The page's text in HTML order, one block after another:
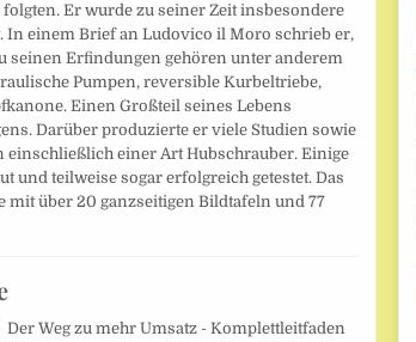
Er wurde zu seiner Zeit insbesondere
In einem Brief an Ludovico il Moro schrieb er,
seinen Erfindungen gehören unter anderem
Pumpen, reversible Kurbeltriebe,
Einen Großteil seines Lebens
Darüber produzierte er viele Studien sowie
einer Art Hubschrauber. Einige
und teilweise sogar erfolgreich getestet. Das
mit über 20 ganzseitigen Bildtafeln und 77
Der Weg zu mehr Umsatz - Komplettleitfaden